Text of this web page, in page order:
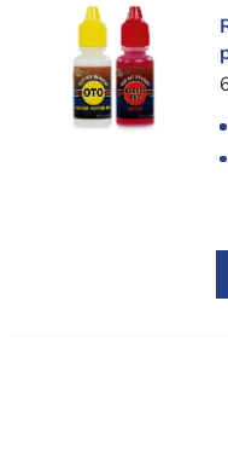
Recharges OTO